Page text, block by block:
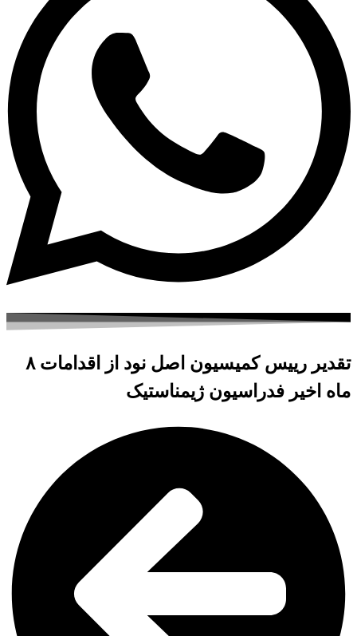
تقدیر رییس کمیسیون اصل نود از اقدامات ۸
ماه اخیر فدراسیون ژیمناستیک